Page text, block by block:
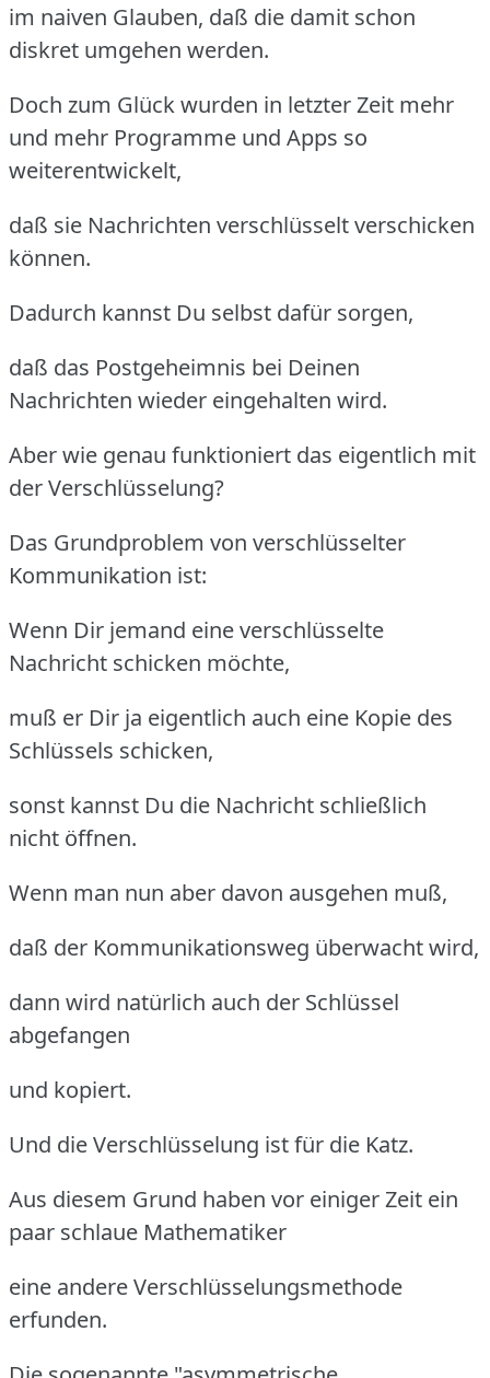
im naiven Glauben, daß die damit schon
diskret umgehen werden.
Doch zum Glück wurden in letzter Zeit mehr
und mehr Programme und Apps so
weiterentwickelt,
daß sie Nachrichten verschlüsselt verschicken
können.
Dadurch kannst Du selbst dafür sorgen,
daß das Postgeheimnis bei Deinen
Nachrichten wieder eingehalten wird.
Aber wie genau funktioniert das eigentlich mit
der Verschlüsselung?
Das Grundproblem von verschlüsselter
Kommunikation ist:
Wenn Dir jemand eine verschlüsselte
Nachricht schicken möchte,
muß er Dir ja eigentlich auch eine Kopie des
Schlüssels schicken,
sonst kannst Du die Nachricht schließlich
nicht öffnen.
Wenn man nun aber davon ausgehen muß,
daß der Kommunikationsweg überwacht wird,
dann wird natürlich auch der Schlüssel
abgefangen
und kopiert.
Und die Verschlüsselung ist für die Katz.
Aus diesem Grund haben vor einiger Zeit ein
paar schlaue Mathematiker
eine andere Verschlüsselungsmethode
erfunden.